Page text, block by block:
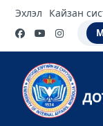
Эхлэл Кайзан